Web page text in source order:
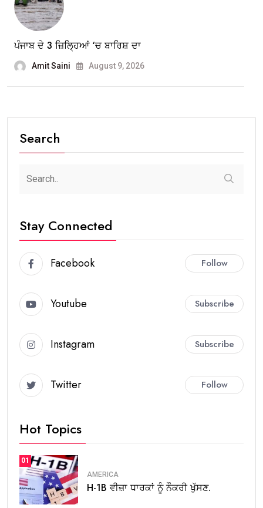
ਪੰਜਾਬ ਦੇ 3 ਜ਼ਿਲ੍ਹਿਆਂ ‘ਚ ਬਾਰਿਸ਼ ਦਾ
Amit Saini August 9, 2026
Search
Stay Connected
Facebook Follow
Youtube Subscribe
Instagram Subscribe
Twitter Follow
Hot Topics
01
AMERICA
H-1B ਵੀਜ਼ਾ ਧਾਰਕਾਂ ਨੂੰ ਨੌਕਰੀ ਖੁੱਸਣ.